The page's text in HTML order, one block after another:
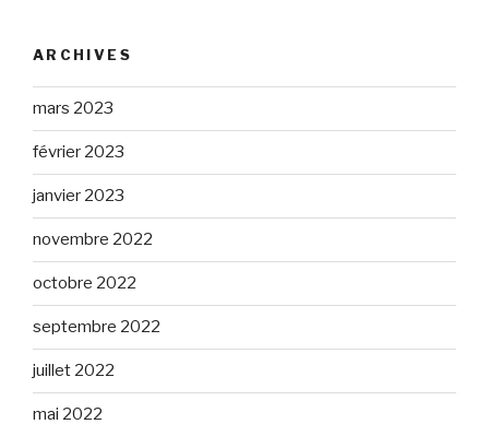
ARCHIVES
mars 2023
février 2023
janvier 2023
novembre 2022
octobre 2022
septembre 2022
juillet 2022
mai 2022